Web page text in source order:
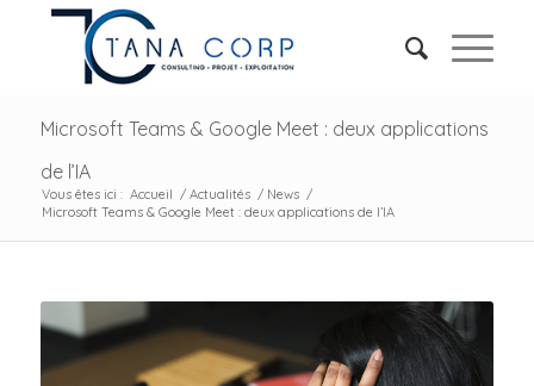
Microsoft Teams & Google Meet : deux applications
de l’IA
Vous êtes ici : Accueil / Actualités / News /
Microsoft Teams & Google Meet : deux applications de l’IA